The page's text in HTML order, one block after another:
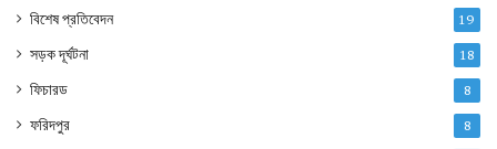
বিশেষ প্রতিবেদন 19
সড়ক দূর্ঘটনা 18
ফিচারড 8
ফরিদপুর 8